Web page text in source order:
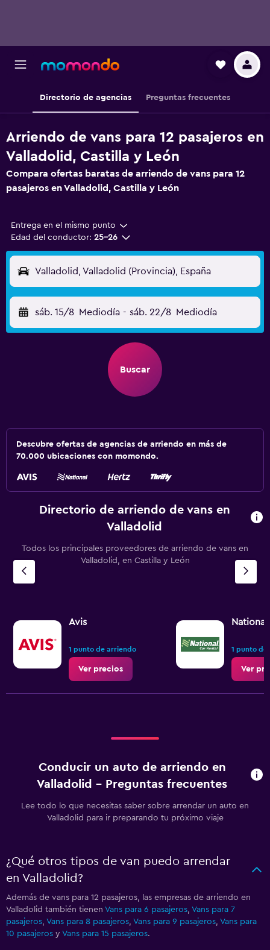
Directorio de agencias Preguntas frecuentes
Arriendo de vans para 12 pasajeros en
Valladolid, Castilla y León
Compara ofertas baratas de arriendo de vans para 12
pasajeros en Valladolid, Castilla y León
Entrega en el mismo punto
Edad del conductor: 25-26
Valladolid, Valladolid (Provincia), España
sáb. 15/8 Mediodía - sáb. 22/8 Mediodía
Buscar
Descubre ofertas de agencias de arriendo en más de
70.000 ubicaciones con momondo.
Directorio de arriendo de vans en
Valladolid
Todos los principales proveedores de arriendo de vans en
Valladolid, en Castilla y León
Avis
1 punto de arriendo
Ver precios
National
1 punto de
Ver
Conducir un auto de arriendo en
Valladolid - Preguntas frecuentes
Lee todo lo que necesitas saber sobre arrendar un auto en
Valladolid para ir preparando tu próximo viaje
¿Qué otros tipos de van puedo arrendar
en Valladolid?
Además de vans para 12 pasajeros, las empresas de arriendo en
Valladolid también tienen Vans para 6 pasajeros, Vans para 7
pasajeros, Vans para 8 pasajeros, Vans para 9 pasajeros, Vans para
10 pasajeros y Vans para 15 pasajeros.